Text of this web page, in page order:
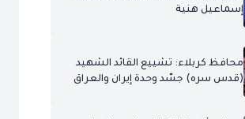
إسماعيل هنية
محافظ كربلاء: تشييع القائد الشهيد
(قدس سره) جسّد وحدة إيران والعراق